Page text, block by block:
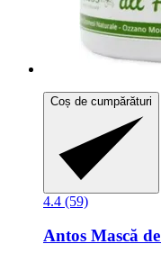
Coș de cumpărături
4.4 (59)
Antos Mască